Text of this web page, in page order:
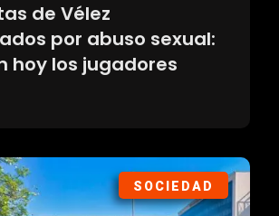
de Vélez
por abuso sexual:
hoy los jugadores
SOCIEDAD